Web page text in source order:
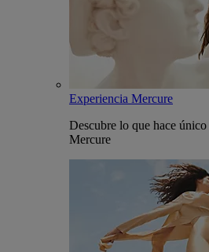
Experiencia Mercure
Descubre lo que hace
Mercure